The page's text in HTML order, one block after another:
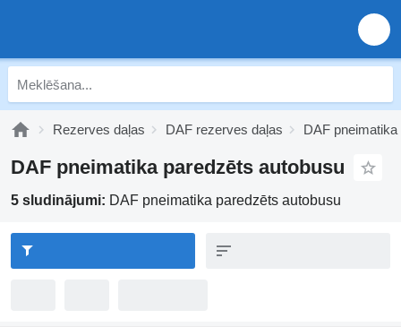
Rezerves daļas DAF rezerves daļas DAF pneimatika
DAF pneimatika paredzēts autobusu
5 sludinājumi: DAF pneimatika paredzēts autobusu